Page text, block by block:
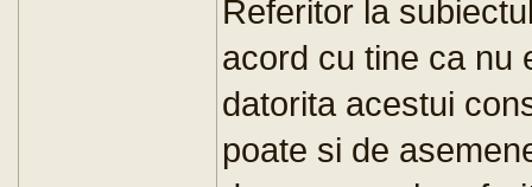
Referitor la
acord cu tine ca nu
datorita acestui
poate si de